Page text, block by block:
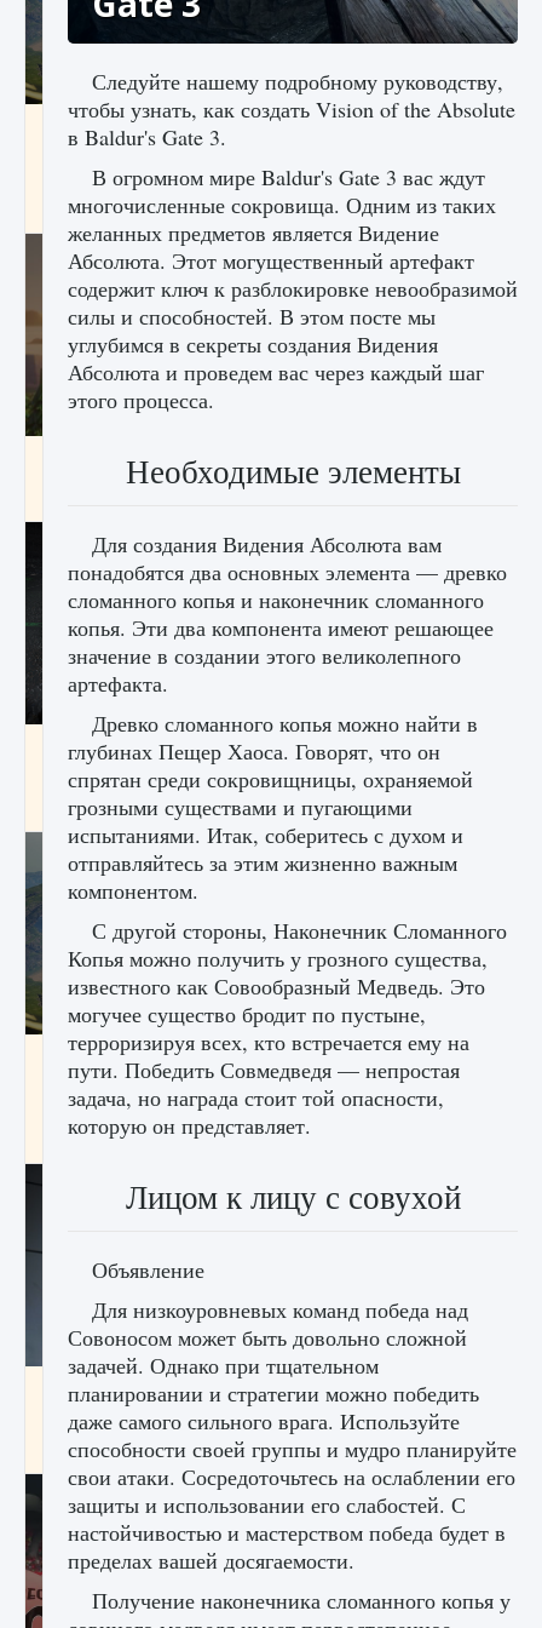
Как исправить ошибку Palworld «Идет
сохранение мира — Невозможно начать
сохранение данных мира»
9 августа 2024 2 511 0 0
Как заработать медали лиги Clash of Clans
лицензии, лиги, команды и стадионы в EA
FC 25
9 августа 2024 2 395 0 2
Как исправить ошибку Palworld EPalworld
«Идет сохранение мира — Невозможно
начать сохранение данных мира»
9 августа 2024 2 711
Все новые функции в режиме карьеры EA
9 августа 2024 2 096 0 2
Следуйте нашему подробному руководству,
чтобы узнать, как создать Vision of the Absolute
в Baldur's Gate 3.
В огромном мире Baldur's Gate 3 вас ждут
многочисленные сокровища. Одним из таких
желанных предметов является Видение
Абсолюта. Этот могущественный артефакт
содержит ключ к разблокировке невообразимой
силы и способностей. В этом посте мы
углубимся в секреты создания Видения
Абсолюта и проведем вас через каждый шаг
этого процесса.
Необходимые элементы
Для создания Видения Абсолюта вам
понадобятся два основных элемента — древко
сломанного копья и наконечник сломанного
копья. Эти два компонента имеют решающее
значение в создании этого великолепного
артефакта.
Древко сломанного копья можно найти в
глубинах Пещер Хаоса. Говорят, что он
спрятан среди сокровищницы, охраняемой
грозными существами и пугающими
испытаниями. Итак, соберитесь с духом и
отправляйтесь за этим жизненно важным
компонентом.
С другой стороны, Наконечник Сломанного
Копья можно получить у грозного существа,
известного как Совообразный Медведь. Это
могучее существо бродит по пустыне,
терроризируя всех, кто встречается ему на
пути. Победить Совмедведя — непростая
задача, но награда стоит той опасности,
которую он представляет.
Лицом к лицу с совухой
Объявление
Для низкоуровневых команд победа над
Совоносом может быть довольно сложной
задачей. Однако при тщательном
планировании и стратегии можно победить
даже самого сильного врага. Используйте
способности своей группы и мудро планируйте
свои атаки. Сосредоточьтесь на ослаблении его
защиты и использовании его слабостей. С
настойчивостью и мастерством победа будет в
пределах вашей досягаемости.
Получение наконечника сломанного копья у